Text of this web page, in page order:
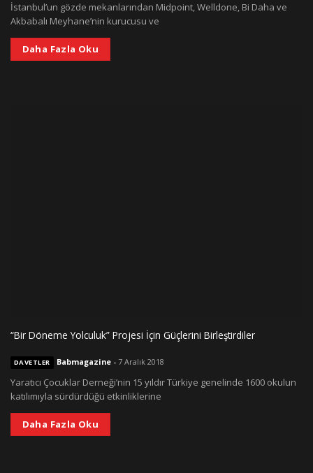
İstanbul’un gözde mekanlarından Midpoint, Welldone, Bi Daha ve
Akbabalı Meyhane’nin kurucusu ve
Daha Fazla Oku
“Bir Döneme Yolculuk” Projesi İçin Güçlerini Birleştirdiler
DAVETLER Babmagazine- 7 Aralık 2018
Yaratıcı Çocuklar Derneği’nin 15 yıldır Türkiye genelinde 1600 okulun
katılımıyla sürdürdüğü etkinliklerine
Daha Fazla Oku